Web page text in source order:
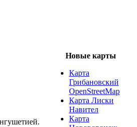
Новые карты
Карта
Грибановский
OpenStreetMap
Карта Лиски
Навител
Карта